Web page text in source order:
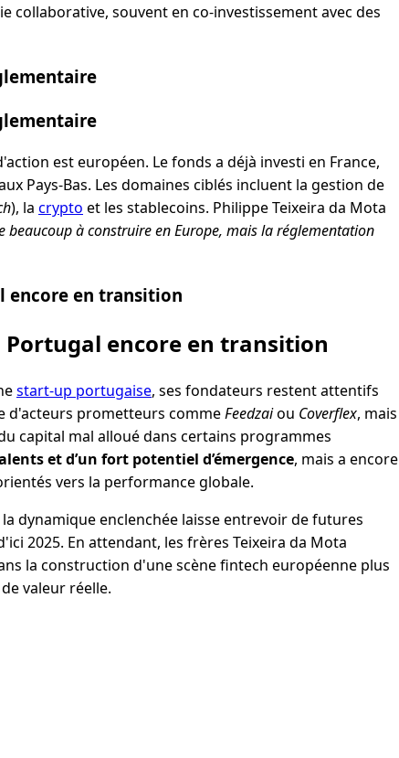
collaborative, souvent en co-investissement avec des
est européen. Le fonds a déjà investi en France,
Pays-Bas. Les domaines ciblés incluent la gestion de
), la crypto et les stablecoins. Philippe Teixeira da Mota
beaucoup à construire en Europe, mais la réglementation
encore en transition
encore en transition
start-up portugaise, ses fondateurs restent attentifs
d'acteurs prometteurs commeFeedzaiou Coverflex, mais
capital mal alloué dans certains programmes
et d’un fort potentiel d’émergence, mais a encore
vers la performance globale.
dynamique enclenchée laisse entrevoir de futures
2025. En attendant, les frères Teixeira da Mota
la construction d'une scène fintech européenne plus
valeur réelle.